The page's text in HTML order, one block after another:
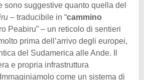
sono suggestive quanto quella del
– traducibile in “cammino
Peabiru” – un reticolo di sentieri
prima dell’arrivo degli europei,
del Sudamerica alle Ande. Il
e propria infrastruttura
come un sistema di